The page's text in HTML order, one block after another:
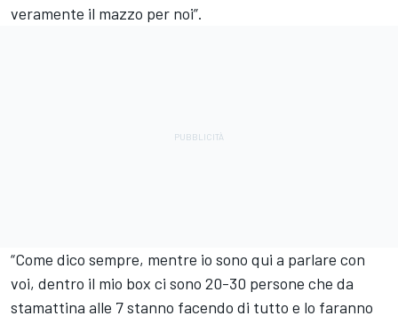
veramente il mazzo per noi”.
“Come dico sempre, mentre io sono qui a parlare con
voi, dentro il mio box ci sono 20-30 persone che da
stamattina alle 7 stanno facendo di tutto e lo faranno